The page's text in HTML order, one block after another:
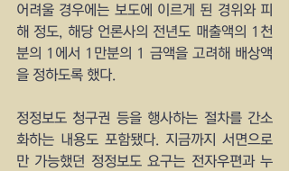
어려울 경우에는 보도에 이르게 된 경위와 피
해 정도, 해당 언론사의 전년도 매출액의 1천
분의 1에서 1만분의 1 금액을 고려해 배상액
을 정하도록 했다.
정정보도 청구권 등을 행사하는 절차를 간소
화하는 내용도 포함됐다. 지금까지 서면으로
만 가능했던 정정보도 요구는 전자우편과 누